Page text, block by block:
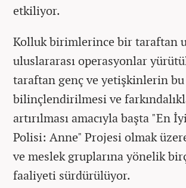
etkiliyor.
Kolluk birimlerince bir taraftan
uluslararası operasyonlar
taraftan genç ve yetişkinlerin
bilinçlendirilmesi ve
artırılması amacıyla başta "En
Polisi: Anne" Projesi olmak
ve meslek gruplarına yönelik
faaliyeti sürdürülüyor.